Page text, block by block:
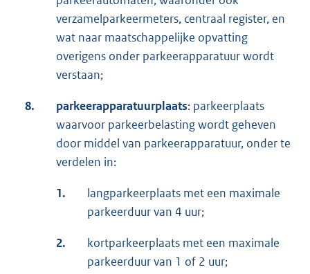
verzamelparkeermeters, centraal register, en
wat naar maatschappelijke opvatting
overigens onder parkeerapparatuur wordt
verstaan;
8. parkeerapparatuurplaats: parkeerplaats
waarvoor parkeerbelasting wordt geheven
door middel van parkeerapparatuur, onder te
verdelen in:
1.
langparkeerplaats met een maximale
parkeerduur van 4 uur;
2.
kortparkeerplaats met een maximale
parkeerduur van 1 of 2 uur;